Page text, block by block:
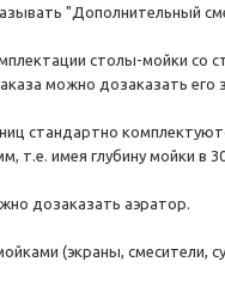
"Дополнительный
столы-мойки
можно дозаказать его
стандартно
т.е. имея глубину мойки
дозаказать аэратор.
(экраны, смесители,